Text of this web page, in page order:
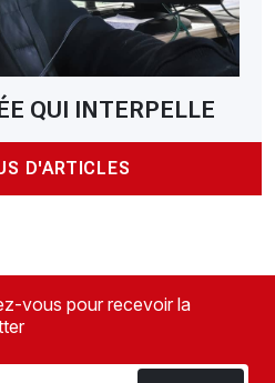
QUI INTERPELLE
D'ARTICLES
vous pour recevoir la